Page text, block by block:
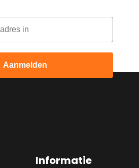
Aanmelden
Informatie